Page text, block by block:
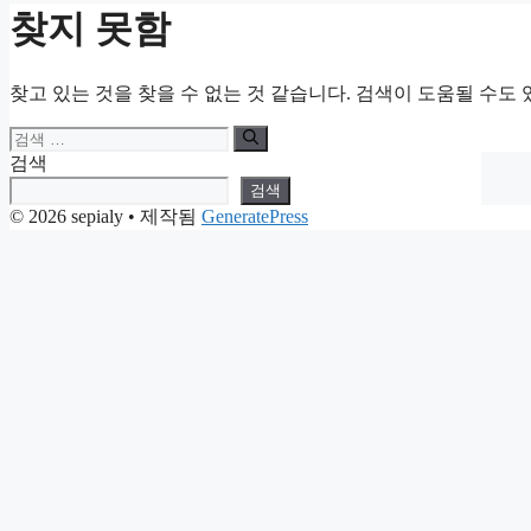
찾지 못함
찾고 있는 것을 찾을 수 없는 것 같습니다. 검색이 도움될 수도
검
색:
검색
검색
© 2026 sepialy • 제작됨 GeneratePress